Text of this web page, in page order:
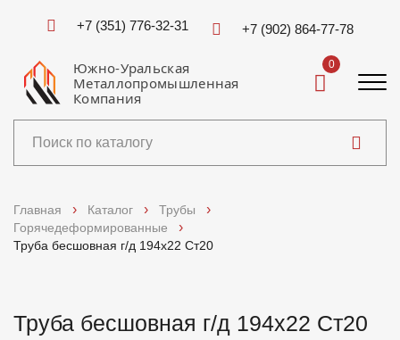
+7 (351) 776-32-31 +7 (902) 864-77-78
Южно-Уральская
Металлопромышленная
Компания
0
Услуги
Доставка и оплата
Главная Каталог
Трубы
Горячедеформированные
Труба бесшовная г/д 194х22 Ст20
Труба бесшовная г/д 194х22 Ст20